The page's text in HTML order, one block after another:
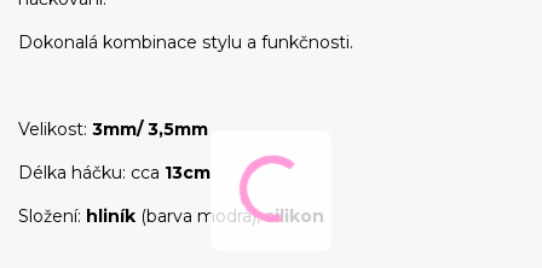
Dokonalá kombinace stylu a funkčnosti.
Velikost: 3mm/ 3,5mm
Délka háčku: cca 13cm
Složení: hliník (barva modrá),silikon